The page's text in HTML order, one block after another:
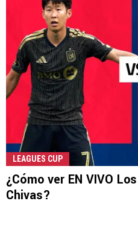
LEAGUES CUP
¿Cómo ver EN VIVO
Chivas?